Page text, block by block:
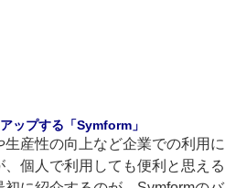
ップする「Symform」
産性の向上など企業での利用に
個人で利用しても便利と思える